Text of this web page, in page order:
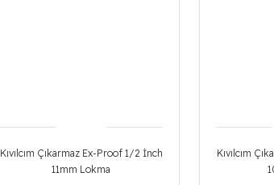
Kıvılcım Çıkarmaz Ex-Proof 1/2 İnch
11mm Lokma
Kıvılcım